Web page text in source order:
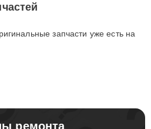
запчасти уже есть на
ремонта